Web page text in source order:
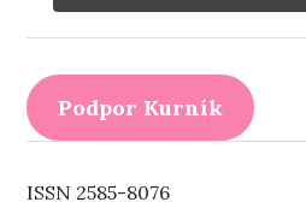
Podpor Kurník
ISSN 2585-8076